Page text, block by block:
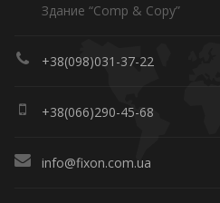
Здание “Comp & Copy”
+38(098)031-37-22
+38(066)290-45-68
info@fixon.com.ua